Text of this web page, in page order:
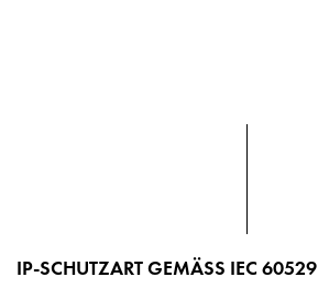
IP-SCHUTZART GEMÄSS IEC 60529